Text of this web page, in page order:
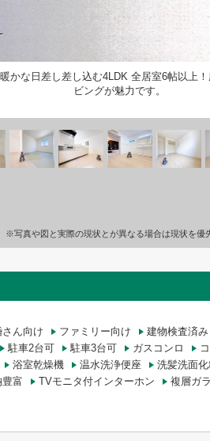
暖かな日差し差し込む4LDK 全居室6帖以上
ビングが魅力です。
※写真や図と実際の現状とが異なる場合は現状を優
さん向け ファミリー向け
建物検査済み
駐車2台可 駐車3台可 ガスコンロ
浴室乾燥機 温水洗浄便座
洗髪洗面化
豊富 TVモニタ付インターホン
複層ガ